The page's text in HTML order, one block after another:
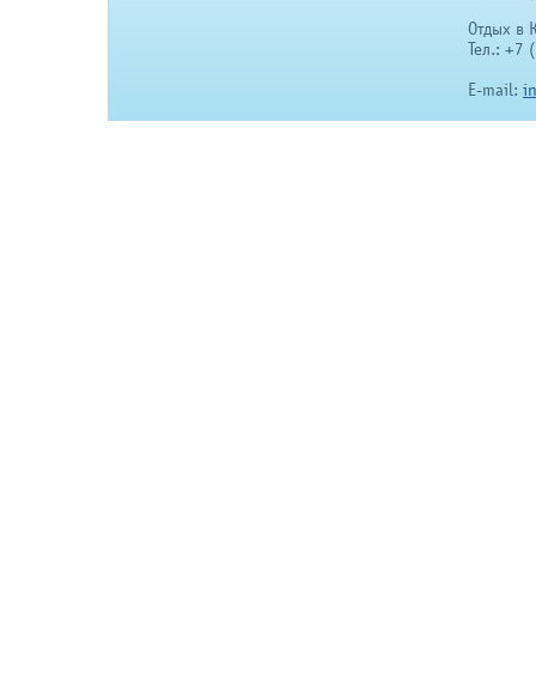
Отдых в
Тел.: +7
E-mail: